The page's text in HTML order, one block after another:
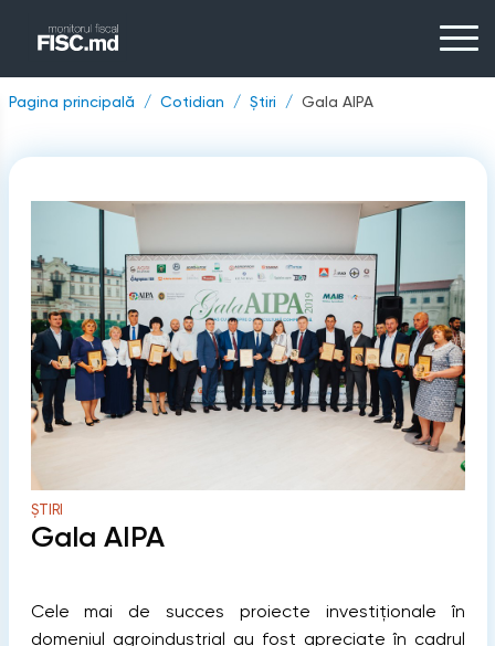
Pagina principală Cotidian Știri Gala AIPA
ȘTIRI
Gala AIPA
Cele mai de succes proiecte investiționale în
domeniul agroindustrial au fost apreciate în cadrul